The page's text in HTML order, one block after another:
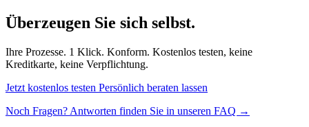
Überzeugen Sie sich selbst.
Ihre Prozesse. 1 Klick. Konform. Kostenlos testen, keine
Kreditkarte, keine Verpflichtung.
Jetzt kostenlos testen Persönlich beraten lassen
Noch Fragen? Antworten finden Sie in unseren FAQ →